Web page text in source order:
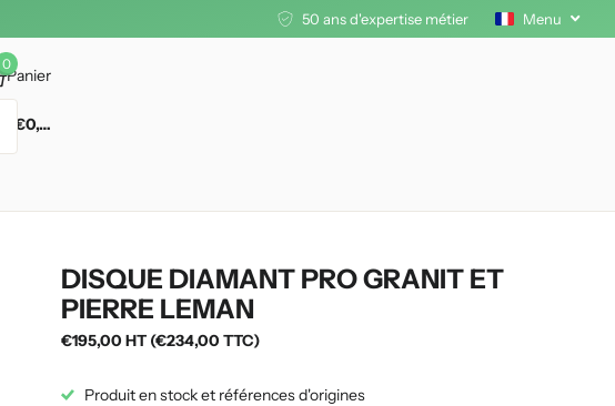
50 ans d'expertise métier Menu
Panier
0
€0,00
DISQUE DIAMANT PRO GRANIT ET
PIERRE LEMAN
€195,00 HT (€234,00 TTC)
Produit en stock et références d'origines